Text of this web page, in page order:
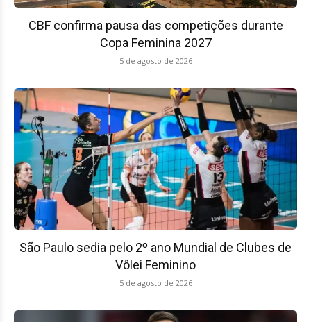
CBF confirma pausa das competições durante
Copa Feminina 2027
5 de agosto de 2026
São Paulo sedia pelo 2º ano Mundial de Clubes de
Vôlei Feminino
5 de agosto de 2026